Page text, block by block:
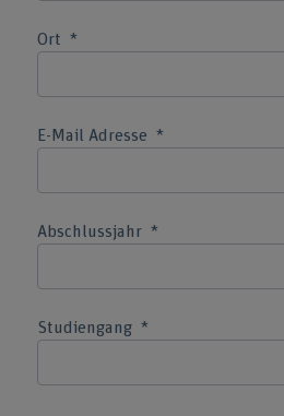
Ort
E-Mail Adresse
Abschlussjahr
Studiengang